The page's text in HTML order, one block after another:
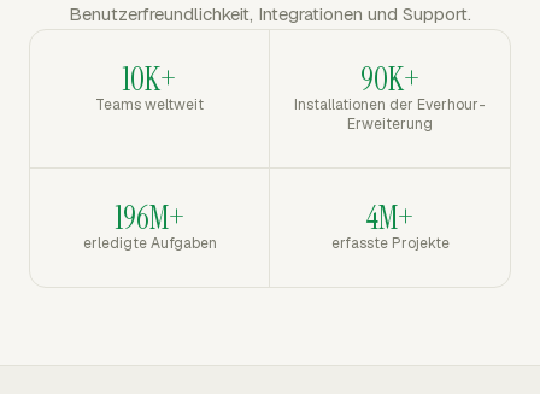
Benutzerfreundlichkeit, Integrationen und Support.
10K+
Teams weltweit
90K+
Installationen der Everhour-
Erweiterung
196M+
erledigte Aufgaben
4M+
erfasste Projekte